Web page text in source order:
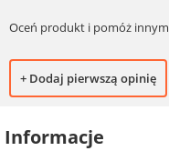
Oceń produkt i pomóż
+ Dodaj pierwszą opinię
Informacje